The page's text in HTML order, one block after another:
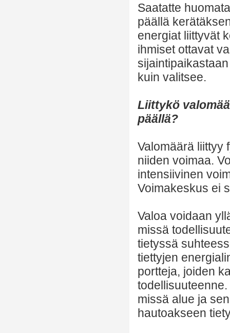
Saatatte
päällä
energiat liittyvät
ihmiset ottavat
kuin valitsee.
Liittykö
päällä?
Valomäärä liittyy
niiden voimaa.
intensiivinen
Voimakeskus ei
Valoa voidaan
missä
tietyssä
tiettyjen
portteja, joiden
missä alue ja
hautoakseen